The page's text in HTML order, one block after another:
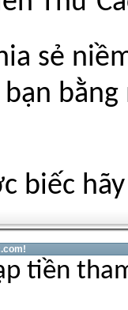
sẻ
biếc
tiền